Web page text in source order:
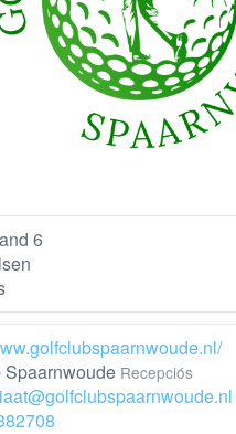
6
Spaarnwoude Recepciós